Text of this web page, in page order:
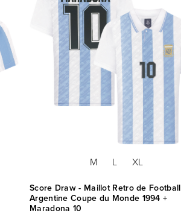
M L XL
Score Draw - Maillot Retro de Football
Argentine Coupe du Monde 1994 +
Maradona 10